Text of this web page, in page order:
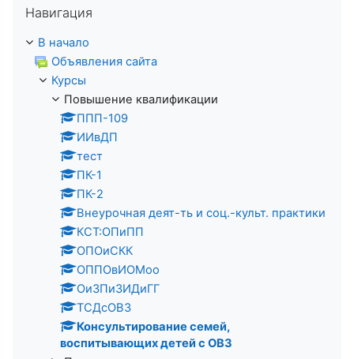
Навигация
В начало
Объявления сайта
Курсы
Повышение квалификации
ППП-109
ИИвДП
тест
ПК-1
ПК-2
Внеурочная деят-ть и соц.-культ. практики
КСТ:ОПиПП
ОПОиСКК
ОППОвИОМоо
ОиЗПиЗИДиГГ
ТСДсОВЗ
Консультирование семей,
воспитывающих детей с ОВЗ